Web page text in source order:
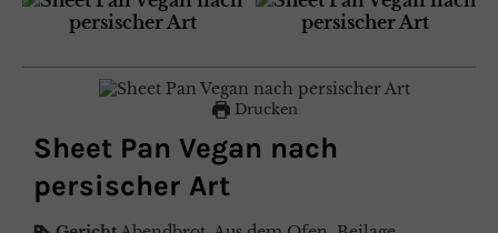
Drucken
Sheet Pan Vegan nach
persischer Art